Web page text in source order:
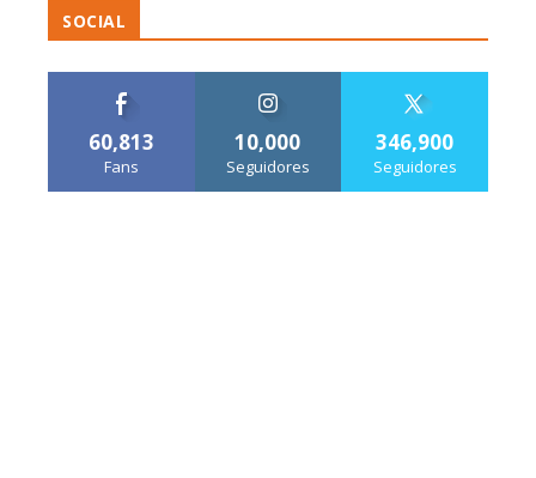
SOCIAL
60,813
Fans
10,000
Seguidores
346,900
Seguidores